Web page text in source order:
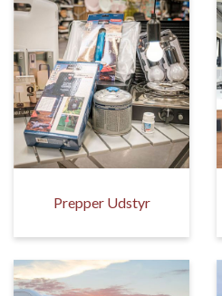
Prepper Udstyr